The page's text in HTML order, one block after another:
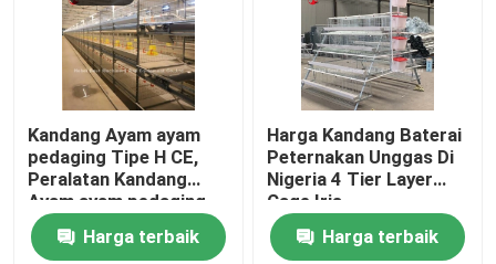
Kandang Ayam ayam
pedaging Tipe H CE,
Peralatan Kandang
Ayam ayam pedaging
Otomatis Penuh Adela
Harga terbaik
Harga Kandang Baterai
Peternakan Unggas Di
Nigeria 4 Tier Layer
Cage Iris
Harga terbaik